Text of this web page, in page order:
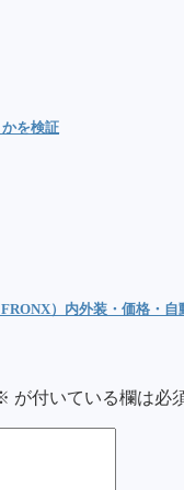
を検証
）内外装・価格・
が付いている欄は必